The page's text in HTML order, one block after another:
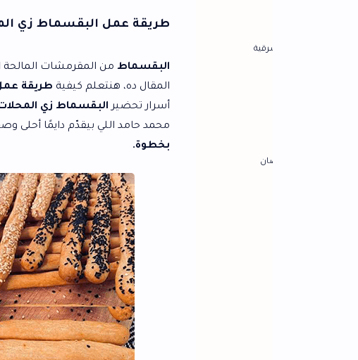
طريقة عمل البقسماط زي المحلات
من المقرمشات المالحة المميزة اللي
المقال ده، هنتعلم كيفية طريقة عمل البقسماط
البقسماط زي المحلاتبخطوات بسيطة
محمد حامد اللي بيقدّم دايمًا أحلى وصفات البيت